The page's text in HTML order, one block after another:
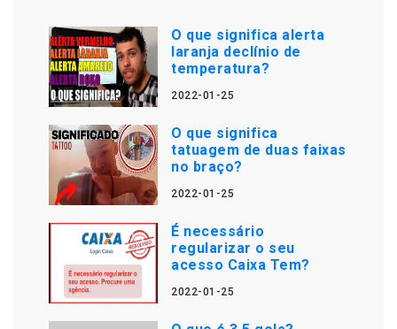
O que significa alerta
laranja declínio de
temperatura?
2022-01-25
O que significa
tatuagem de duas faixas
no braço?
2022-01-25
É necessário
regularizar o seu
acesso Caixa Tem?
2022-01-25